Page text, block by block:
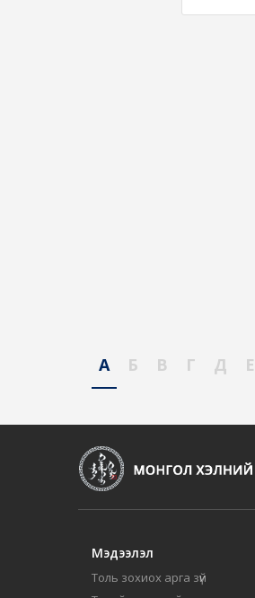
А Б В Г Д Е
Мэдээлэл
Толь зохиох арга зүй